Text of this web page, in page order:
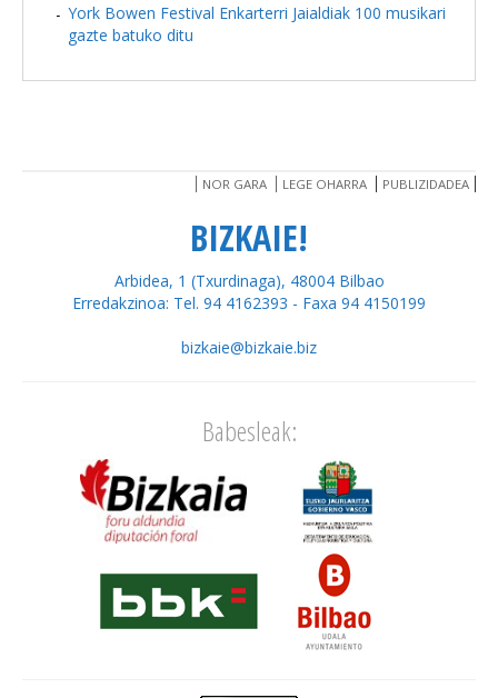
York Bowen Festival Enkarterri Jaialdiak 100 musikari
gazte batuko ditu
NOR GARA LEGE OHARRA PUBLIZIDADEA
BIZKAIE!
Arbidea, 1 (Txurdinaga), 48004 Bilbao
Erredakzinoa: Tel. 94 4162393 - Faxa 94 4150199
bizkaie@bizkaie.biz
Babesleak: